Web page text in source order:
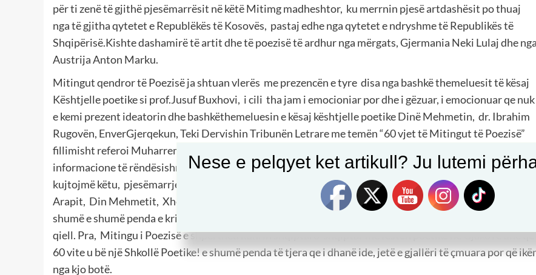
për ti zenë të gjithë pjesëmarrësit në këtë Mitimg madheshtor, ku merrnin pjesë artdashësit po thuaj
nga të gjitha qytetet e Republëkës të Kosovës, pastaj edhe nga qytetet e ndryshme të Republikës të
Shqipërisë.Kishte dashamirë të artit dhe të poezisë të ardhur nga mërgats, Gjermania Neki Lulaj dhe nga
Austrija Anton Marku.
Mitingut qendror të Poezisë ja shtuan vlerës me prezencën e tyre disa nga bashkë themeluesit të kësaj
Kështjelle poetike si prof.Jusuf Buxhovi, i cili tha jam i emocioniar por dhe i gëzuar, i emocionuar qe nuk
e kemi prezent ideatorin dhe bashkëthemeluesin e kësaj kështjelle poetike Dinë Mehmetin, dr. Ibrahim
Rugovën, EnverGjerqekun, Teki Dervishin Tribunën Letrare me temën “60 vjet të Mitingut të Poezisë”
fillimisht referoi Muharrem Kurti, kryetar i Klubit Letrar “Gjon Nikollë Kazazi”, duke dhënë
informacione të rëndësishme për të gjitha fazat e mbajtjes së këtij manifestimi. Kurti tha më tej se
kujtojmë këtu, pjesëmarrjen në Miting të Ismail Kadaresë, Dritëro Agollit, Ali Podrimjes, Fatos
Arapit, Din Mehmetit, Xhevahir Spahiut, Visar Zhitit, Natasha Lakos, Fatos Kongolit, Zija Çelës e
shumë e shumë penda e krijues të njohur, edhe kur ndërmjet nesh kishte kufij hermetikë e ndarës deri në
qiell. Pra, Mitingu i Poezisë e shpërtheu kufirin shqiptaro-shqiptar me festën poetike në Gjakovë dhe qe
60 vite u bë një Shkollë Poetike! e shumë penda të tjera qe i dhanë ide, jetë e gjallëri të çmuara por që
nga kjo botë.
Nese e pelqyet ket artikull? Ju lutemi